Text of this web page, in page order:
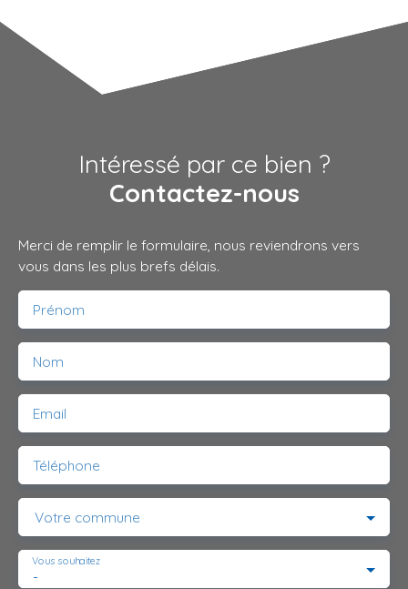
Intéressé par ce bien ?
Contactez-nous
Merci de remplir le formulaire, nous reviendrons vers
vous dans les plus brefs délais.
Prénom
Nom
Email
Téléphone
Votre commune
-
Vous souhaitez